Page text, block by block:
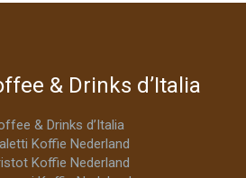
& Drinks d’Italia
& Drinks d’Italia
Koffie Nederland
Koffie Nederland